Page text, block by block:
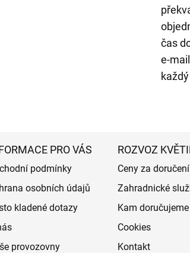
čas
e-
PRO VÁS
podmínky
osobních údajů
kladené dotazy
provozovny
ROZVOZ
Ceny za doručení
Zahradnické
Kam
Cookies
Kontakt